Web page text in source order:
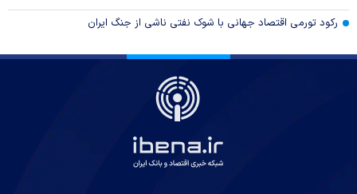
رکود تورمی اقتصاد جهانی با شوک نفتی ناشی از جنگ ایران